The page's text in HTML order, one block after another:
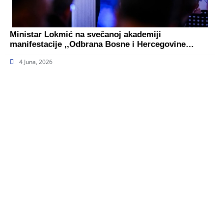
Ministar Lokmić na svečanoj akademiji
manifestacije ,,Odbrana Bosne i Hercegovine…
4 Juna, 2026